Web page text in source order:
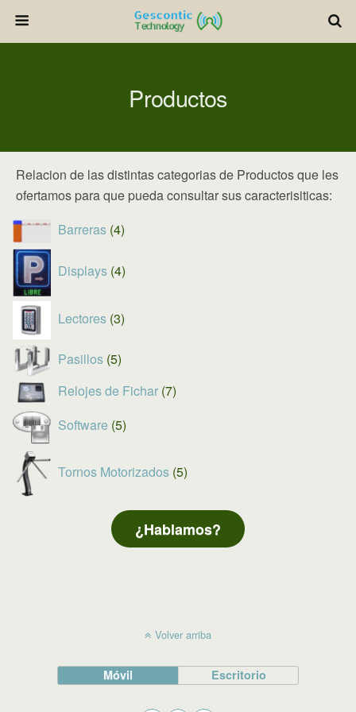
Productos
Relacion de las distintas categorias de Productos que les
ofertamos para que pueda consultar sus caracterisiticas:
Barreras 44
Displays 4productos
Lectores 33
productos
Pasillos 55
Relojes de Fichar 77
Software 55
productos
Tornos Motorizados 5productos
¿Hablamos?
Volver arriba
Móvil Escritorio